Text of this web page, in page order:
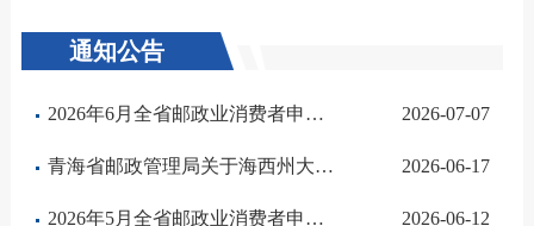
通知公告
2026年6月全省邮政业消费者申诉情况通报 2026-07-07
青海省邮政管理局关于海西州大柴旦震区快递服务情况的通告 2026-06-17
2026年5月全省邮政业消费者申诉情况通报 2026-06-12